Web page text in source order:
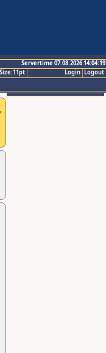
Servertime 07.08.2026 14:04:19
Logout
Login